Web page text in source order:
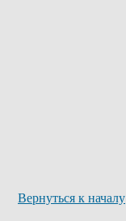
Вернуться к началу